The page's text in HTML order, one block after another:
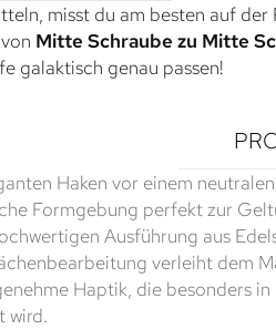
misst du am besten auf der
Mitte Schraube zu Mitte
galaktisch genau passen!
Haken vor einem
Formgebung perfekt zur
Ausführung aus
verleiht dem
Haptik, die besonders in
wird.